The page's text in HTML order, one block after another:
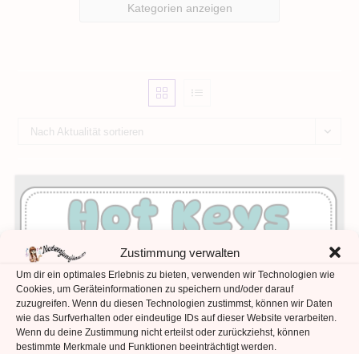
Zustimmung verwalten
Um dir ein optimales Erlebnis zu bieten, verwenden wir Technologien wie
Cookies, um Geräteinformationen zu speichern und/oder darauf
zuzugreifen. Wenn du diesen Technologien zustimmst, können wir Daten
wie das Surfverhalten oder eindeutige IDs auf dieser Website verarbeiten.
Wenn du deine Zustimmung nicht erteilst oder zurückziehst, können
bestimmte Merkmale und Funktionen beeinträchtigt werden.
Kategorien anzeigen
Nach Aktualität sortieren